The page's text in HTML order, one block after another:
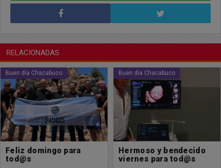
RELACIONADAS
Buen día Chacabuco
Hermoso y bendecido
viernes para tod@s
Buen día Chacabuco
Feliz martes para tod@s
09/06/2026 08:25